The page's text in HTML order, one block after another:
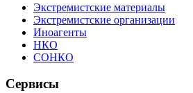
Экстремистские материалы
Экстремистские организации
Иноагенты
НКО
СОНКО
Сервисы